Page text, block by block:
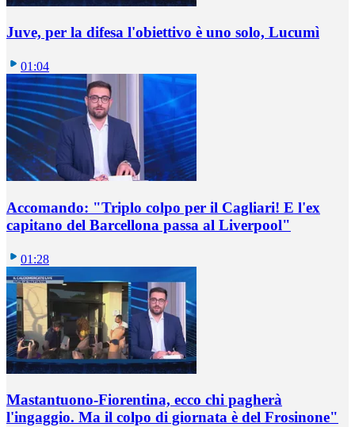
Juve, per la difesa l'obiettivo è uno solo, Lucumì
01:04
Accomando: "Triplo colpo per il Cagliari! E l'ex
capitano del Barcellona passa al Liverpool"
01:28
Mastantuono-Fiorentina, ecco chi pagherà
l'ingaggio. Ma il colpo di giornata è del Frosinone"